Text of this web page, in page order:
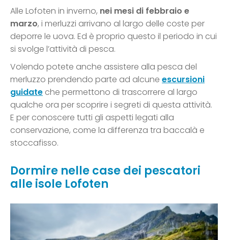
Alle Lofoten in inverno, nei mesi di febbraio e
marzo, i merluzzi arrivano al largo delle coste per
deporre le uova. Ed è proprio questo il periodo in cui
si svolge l’attività di pesca.
Volendo potete anche assistere alla pesca del
merluzzo prendendo parte ad alcune escursioni
guidate che permettono di trascorrere al largo
qualche ora per scoprire i segreti di questa attività.
E per conoscere tutti gli aspetti legati alla
conservazione, come la differenza tra baccalà e
stoccafisso.
Dormire nelle case dei pescatori
alle isole Lofoten